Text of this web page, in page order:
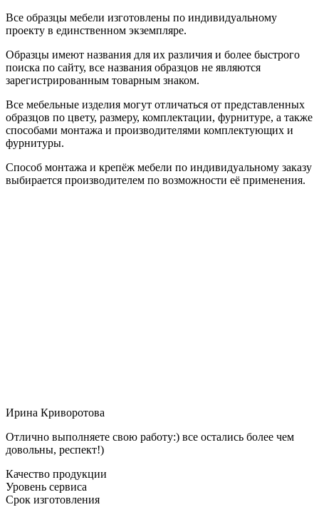
Все образцы мебели изготовлены по индивидуальному
проекту в единственном экземпляре.
Образцы имеют названия для их различия и более быстрого
поиска по сайту, все названия образцов не являются
зарегистрированным товарным знаком.
Все мебельные изделия могут отличаться от представленных
образцов по цвету, размеру, комплектации, фурнитуре, а также
способами монтажа и производителями комплектующих и
фурнитуры.
Способ монтажа и крепёж мебели по индивидуальному заказу
выбирается производителем по возможности её применения.
Ирина Криворотова
Отлично выполняете свою работу:) все остались более чем
довольны, респект!)
Качество продукции
Уровень сервиса
Срок изготовления